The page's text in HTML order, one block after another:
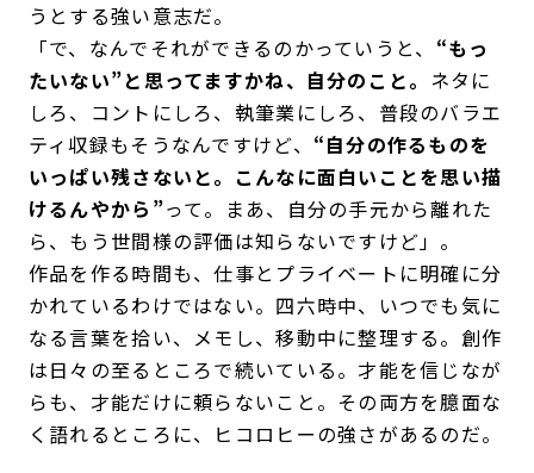
うとする強い意志だ。
「で、なんでそれができるのかっていうと、 “もっ
たいない”と思ってますかね、自分のこと。 ネタに
しろ、コントにしろ、執筆業にしろ、普段のバラエ
ティ収録もそうなんですけど、 “自分の作るものを
いっぱい残さないと。こんなに面白いことを思い描
けるんやから”って。まあ、自分の手元から離れた
ら、もう世間様の評価は知らないですけど」。
作品を作る時間も、仕事とプライベートに明確に分
かれているわけではない。四六時中、いつでも気に
なる言葉を拾い、メモし、移動中に整理する。創作
は日々の至るところで続いている。才能を信じなが
らも、才能だけに頼らないこと。その両方を臆面な
く語れるところに、ヒコロヒーの強さがあるのだ。